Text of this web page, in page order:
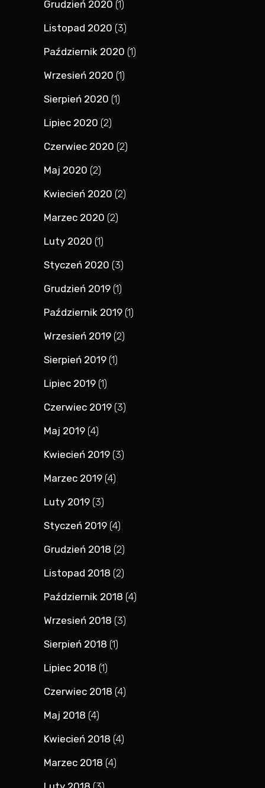
Grudzień 2020 (1)
Listopad 2020 (3)
Październik 2020 (1)
Wrzesień 2020 (1)
Sierpień 2020 (1)
Lipiec 2020 (2)
Czerwiec 2020 (2)
Maj 2020 (2)
Kwiecień 2020 (2)
Marzec 2020 (2)
Luty 2020 (1)
Styczeń 2020 (3)
Grudzień 2019 (1)
Październik 2019 (1)
Wrzesień 2019 (2)
Sierpień 2019 (1)
Lipiec 2019 (1)
Czerwiec 2019 (3)
Maj 2019 (4)
Kwiecień 2019 (3)
Marzec 2019 (4)
Luty 2019 (3)
Styczeń 2019 (4)
Grudzień 2018 (2)
Listopad 2018 (2)
Październik 2018 (4)
Wrzesień 2018 (3)
Sierpień 2018 (1)
Lipiec 2018 (1)
Czerwiec 2018 (4)
Maj 2018 (4)
Kwiecień 2018 (4)
Marzec 2018 (4)